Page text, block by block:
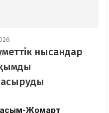
нысандар
асыруды
Жомарт